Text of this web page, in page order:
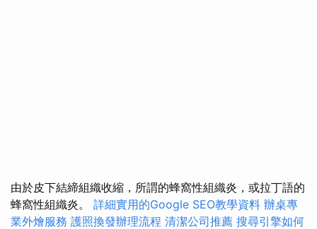
由於皮下結締組織收縮，所謂的蜂窩性組織炎，或拉丁語的
蜂窩性組織炎。 詳細實用的Google SEO教學資料 辦桌專
業外燴服務 護照換發辦理流程 清潔公司推薦 搜尋引擎如何